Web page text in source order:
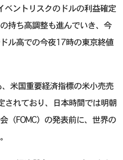
ベントリスクのドルの利益確定
持ち高調整も進んでいき、今
ル高での今夜17時の東京終値
米国重要経済指標の米小売売
されており、日本時間では明朝
（FOMC）の発表前に、世界の